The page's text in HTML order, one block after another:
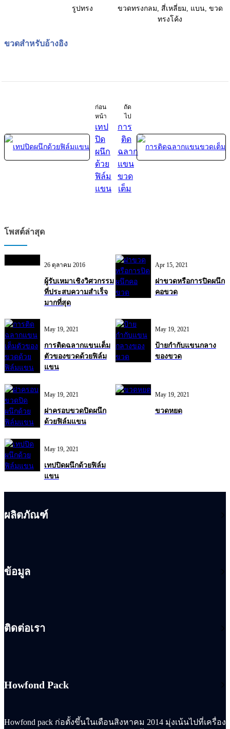
รูปทรง
ขวดทรงกลม, สี่เหลี่ยม, แบน, ขวด
ทรงโค้ง
ขวดสำหรับอ้างอิง
ก่อน
หน้า
เทป
ปิด
ผนึก
ด้วย
ฟิล์ม
แขน
ถัด
ไป
การ
ติด
ฉลาก
แขน
ขวด
เต็ม
โพสต์ล่าสุด
26 ตุลาคม 2016
ผู้รับเหมาเชิงวิศวกรรม
ที่ประสบความสำเร็จ
มากที่สุด
Apr 15, 2021
ฝาขวดหรือการปิดผนึก
คอขวด
May 19, 2021
การติดฉลากแขนเต็ม
ตัวของขวดด้วยฟิล์ม
แขน
May 19, 2021
ป้ายกำกับแขนกลาง
ของขวด
May 19, 2021
ฝาครอบขวดปิดผนึก
ด้วยฟิล์มแขน
May 19, 2021
ขวดหยด
May 19, 2021
เทปปิดผนึกด้วยฟิล์ม
แขน
ผลิตภัณฑ์
ข้อมูล
ติดต่อเรา
Howfond Pack
Howfond pack ก่อตั้งขึ้นในเดือนสิงหาคม 2014 มุ่งเน้นไปที่เครื่อง